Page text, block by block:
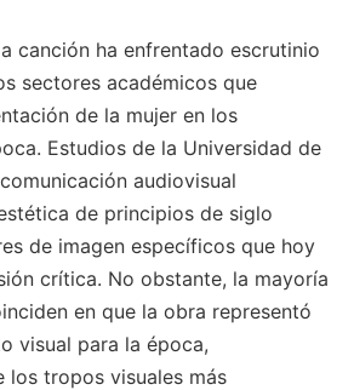
canción ha enfrentado escrutinio
sectores académicos que
de la mujer en los
Estudios de la Universidad de
audiovisual
de principios de siglo
de imagen específicos que hoy
crítica. No obstante, la mayoría
en que la obra representó
visual para la época,
los tropos visuales más